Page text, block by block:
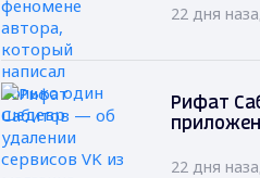
22 дня
Рифат
22 дня